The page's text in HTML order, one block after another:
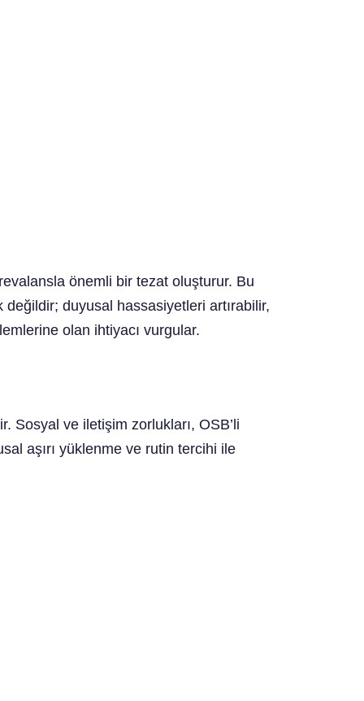
önemli bir tezat oluşturur. Bu
değildir; duyusal hassasiyetleri artırabilir,
olan ihtiyacı vurgular.
Sosyal ve iletişim zorlukları, OSB’li
aşırı yüklenme ve rutin tercihi ile